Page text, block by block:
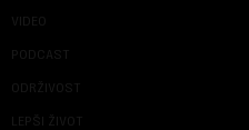
VIDEO
PODCAST
ODRŽIVOST
LEPŠI ŽIVOT